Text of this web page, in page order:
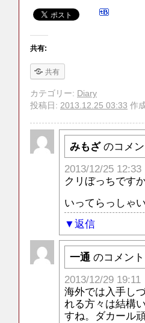
共有:
共有
カテゴリー: Diary
投稿日: 2013.12.25 03:33 作
みもざ のコメン
2013/12/25 12:33
クリぼっちです
いってらっしゃ
返信
一通 のコメント
2013/12/29 19:11
海外では入手し
れる方々は結構
すね。ダカール